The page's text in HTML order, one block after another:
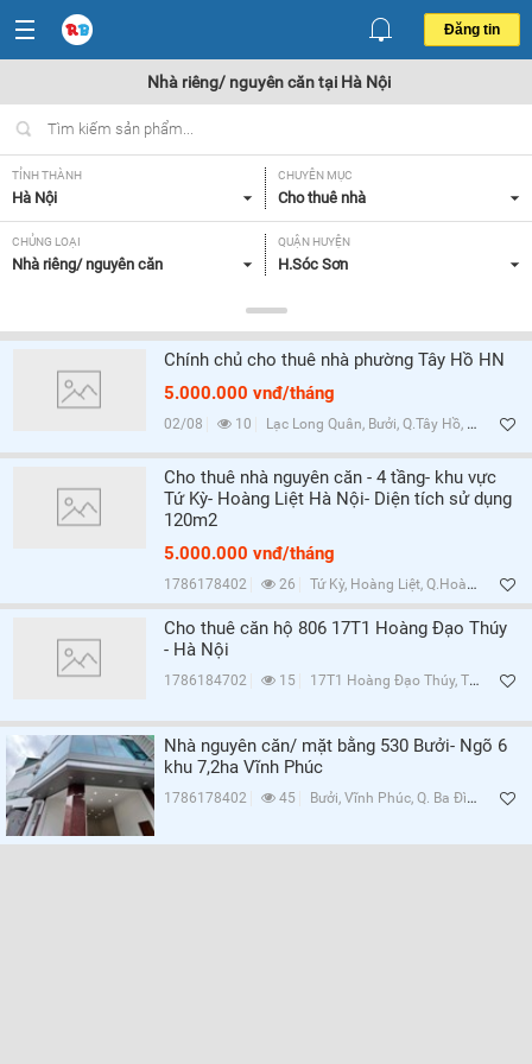
Đăng tin
Nhà riêng/ nguyên căn tại Hà Nội
TỈNH THÀNH
Hà Nội
CHUYÊN MỤC
Cho thuê nhà
CHỦNG LOẠI
Nhà riêng/ nguyên căn
QUẬN HUYỆN
H.Sóc Sơn
Tất cả
DIỆN TÍCH
Tất cả
SỐ PHÒNG NGỦ
Tất cả
Lọc
Chính chủ cho thuê nhà phường Tây Hồ HN
5.000.000 vnđ/tháng
02/08 10 Lạc Long Quân, Bưởi, Q.Tây Hồ, Hà Nội
Cho thuê nhà nguyên căn - 4 tầng- khu vực
Tứ Kỳ- Hoàng Liệt Hà Nội- Diện tích sử dụng
120m2
5.000.000 vnđ/tháng
1786178402 26 Tứ Kỳ, Hoàng Liệt, Q.Hoàng Mai, Hà Nội
Cho thuê căn hộ 806 17T1 Hoàng Đạo Thúy
- Hà Nội
1786184702 15 17T1 Hoàng Đạo Thúy, Trung Hòa, Q.Cầu Giấy, Hà Nội
Nhà nguyên căn/ mặt bằng 530 Bưởi- Ngõ 6
khu 7,2ha Vĩnh Phúc
1786178402 45 Bưởi, Vĩnh Phúc, Q. Ba Đình, Hà Nội